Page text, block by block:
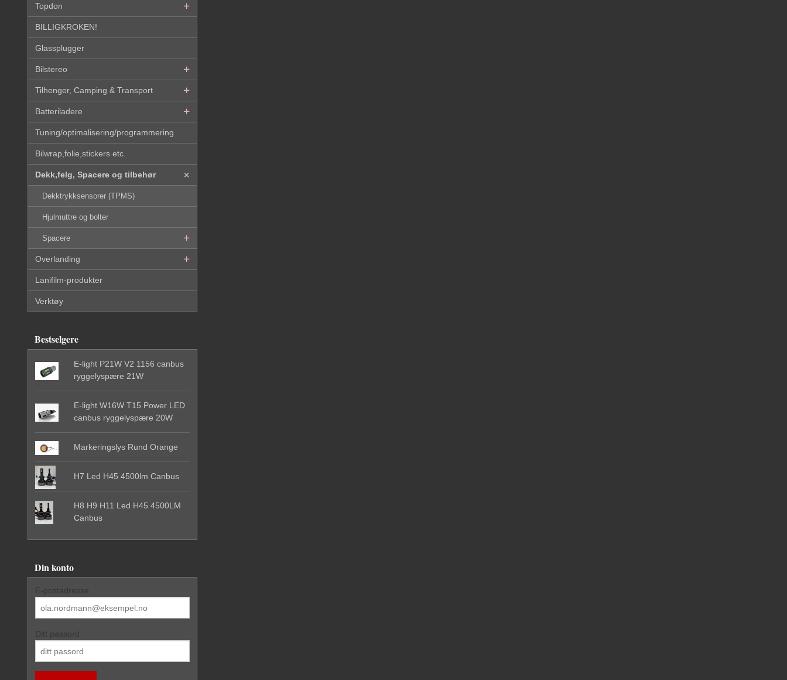
Topdon
BILLIGKROKEN!
Glassplugger
Bilstereo
Tilhenger, Camping & Transport
Batteriladere
Tuning/optimalisering/programmering
Bilwrap,folie,stickers etc.
Dekk,felg, Spacere og tilbehør
Dekktrykksensorer (TPMS)
Hjulmuttre og bolter
Spacere
Overlanding
Lanifilm-produkter
Verktøy
Bestselgere
E-light P21W V2 1156 canbus
ryggelyspære 21W
E-light W16W T15 Power LED
canbus ryggelyspære 20W
Markeringslys Rund Orange
H7 Led H45 4500lm Canbus
H8 H9 H11 Led H45 4500LM
Canbus
Din konto
E-postadresse
Ditt passord